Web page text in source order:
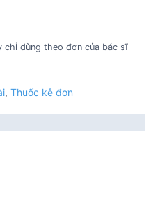
chỉ dùng theo đơn của bác sĩ
, Thuốc kê đơn